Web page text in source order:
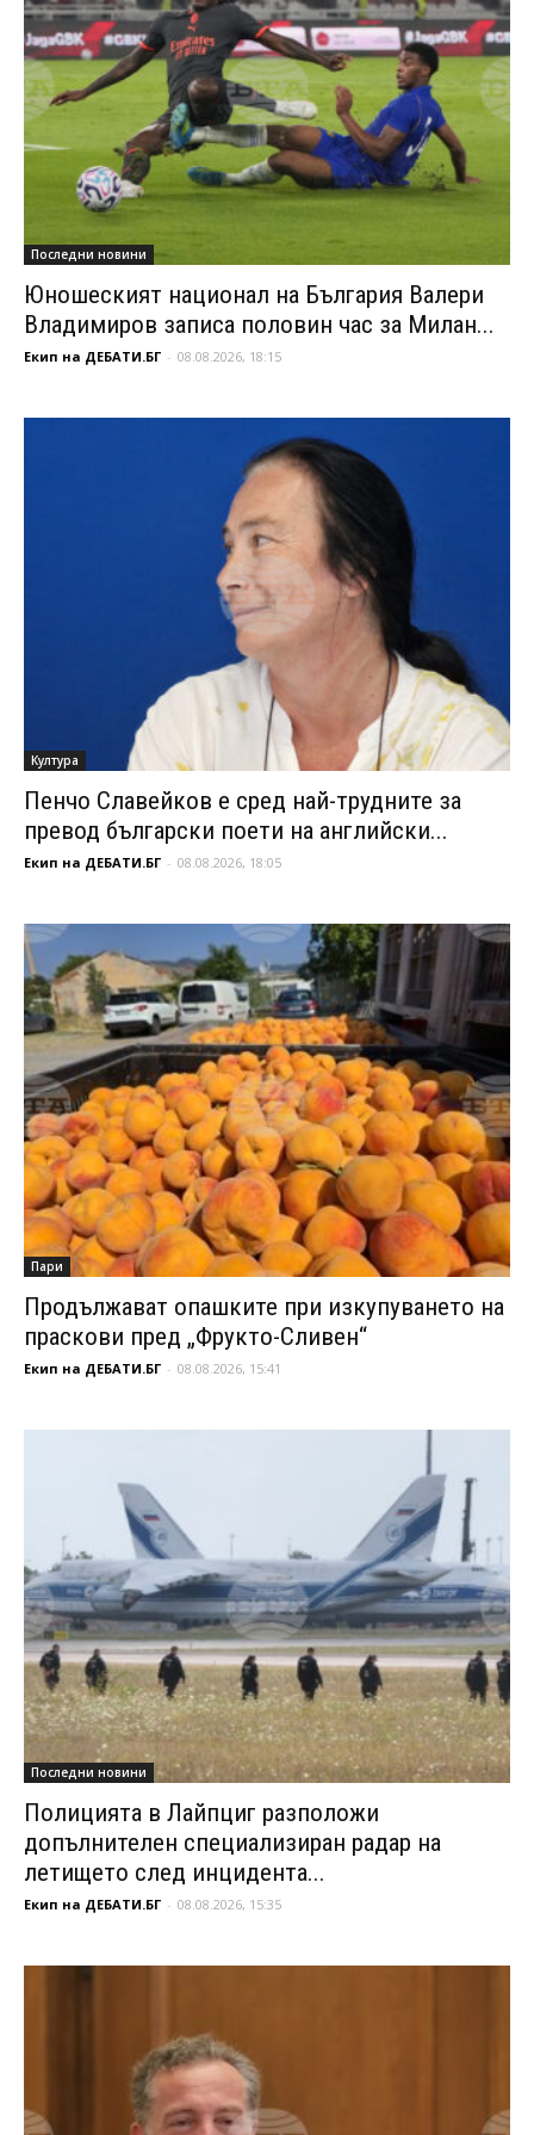
Последни новини
Юношеският национал на България Валери
Владимиров записа половин час за Милан...
Екип на ДЕБАТИ.БГ - 08.08.2026, 18:15
Култура
Пенчо Славейков е сред най-трудните за
превод български поети на английски...
Екип на ДЕБАТИ.БГ - 08.08.2026, 18:05
Пари
Продължават опашките при изкупуването на
праскови пред „Фрукто-Сливен“
Екип на ДЕБАТИ.БГ - 08.08.2026, 15:41
Последни новини
Полицията в Лайпциг разположи
допълнителен специализиран радар на
летището след инцидента...
Екип на ДЕБАТИ.БГ - 08.08.2026, 15:35